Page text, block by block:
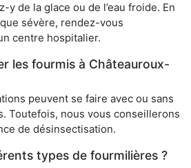
y de la glace ou de l’eau froide. En
sévère, rendez-vous
centre hospitalier.
les fourmis à Châteauroux-
peuvent se faire avec ou sans
Toutefois, nous vous conseillerons
de désinsectisation.
types de fourmilières ?